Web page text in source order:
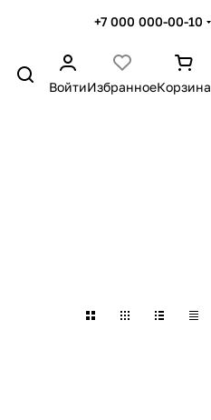
+7 000 000-00-10
ВойтиИзбранноеКорзина